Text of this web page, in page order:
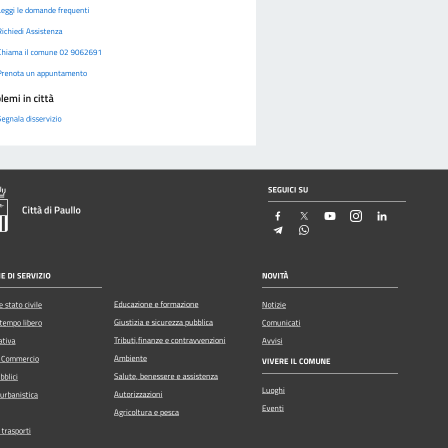
le domande frequenti
Assistenza
il comune 02 9062691
un appuntamento
in città
disservizio
Città di Paullo
SEGUICI SU
Facebook Twitter YoutubeInstagram
Telegram
DI SERVIZIO
stato civile
libero
Educazione e formazione
Giustizia e sicurezza pubblica
Tributi,finanze e contravvenzioni
Ambiente
Salute, benessere e assistenza
Autorizzazioni
Agricoltura e pesca
NOVITÀ
Notizie
Comunicati
Avvisi
VIVERE IL COMUNE
Luoghi
Eventi